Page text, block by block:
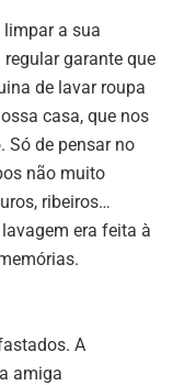
a sua
garante que
de lavar roupa
casa, que nos
Só de pensar no
não muito
ribeiros…
era feita à
A
amiga